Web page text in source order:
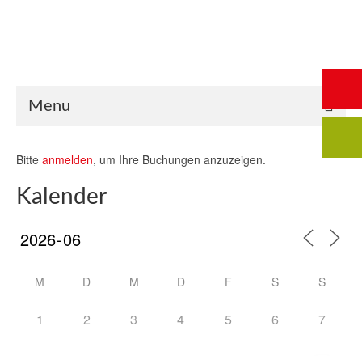
Menu
Bitte anmelden, um Ihre Buchungen anzuzeigen.
Kalender
M D M D F S S
1 2 3 4 5 6 7